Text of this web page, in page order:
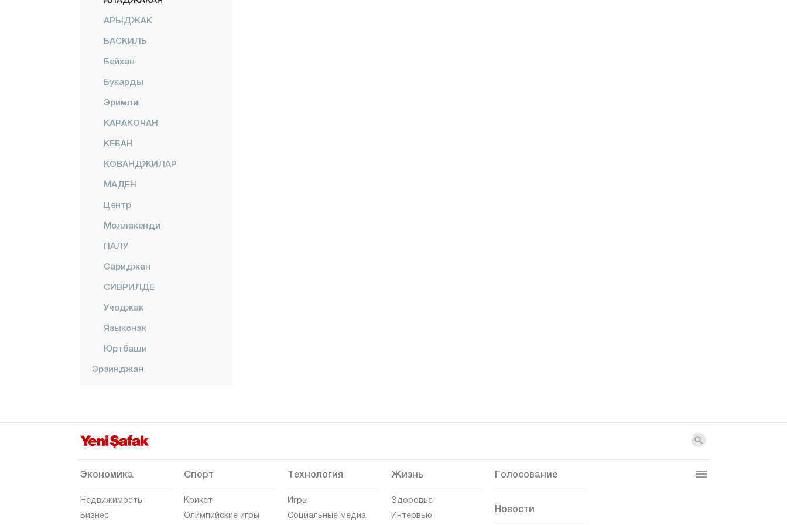
АРЫДЖАК
БАСКИЛЬ
Бейхан
Букарды
Эримли
КАРАКОЧАН
КЕБАН
КОВАНДЖИЛАР
МАДЕН
Центр
Моллакенди
ПАЛУ
Сариджан
СИВРИЛДЕ
Учоджак
Языконак
Юртбаши
Эрзинджан
Гиресун
Гюмюшхане
Хатай
Экономика
Недвижимость
Бизнес
Спорт
Крикет
Олимпийские игры
Технология
Игры
Социальные медиа
Жизнь
Здоровье
Интервью
Голосование
Новости